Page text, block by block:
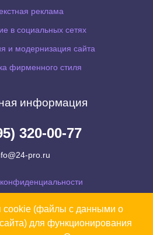
реклама
в социальных сетях
и модернизация сайта
фирменного стиля
информация
320-00-77
pro.ru
данные обрабатываются на сайте в
несогласия, просьба покинуть сайт.
(файлы с данными о
для функционирования